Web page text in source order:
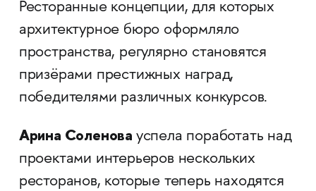
Ресторанные концепции, для которых
архитектурное бюро оформляло
пространства, регулярно становятся
призёрами престижных наград,
победителями различных конкурсов.
Арина Соленова успела поработать над
проектами интерьеров нескольких
ресторанов, которые теперь находятся